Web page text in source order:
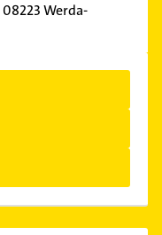
08223Werda-